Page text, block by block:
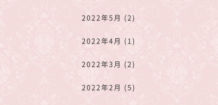
2022年5月 (2)
2022年4月 (1)
2022年3月 (2)
2022年2月 (5)